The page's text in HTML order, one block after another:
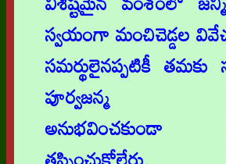
స్వయంగా మంచిచెడ్డల
సమర్థులైనప్పటికీ తమకు
పూర్వజన్మ
అనుభవించకుండా